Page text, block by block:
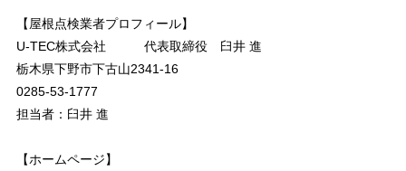
【屋根点検業者プロフィール】
U-TEC株式会社 代表取締役 臼井 進
栃木県下野市下古山2341-16
0285-53-1777
担当者：臼井 進
【ホームページ】